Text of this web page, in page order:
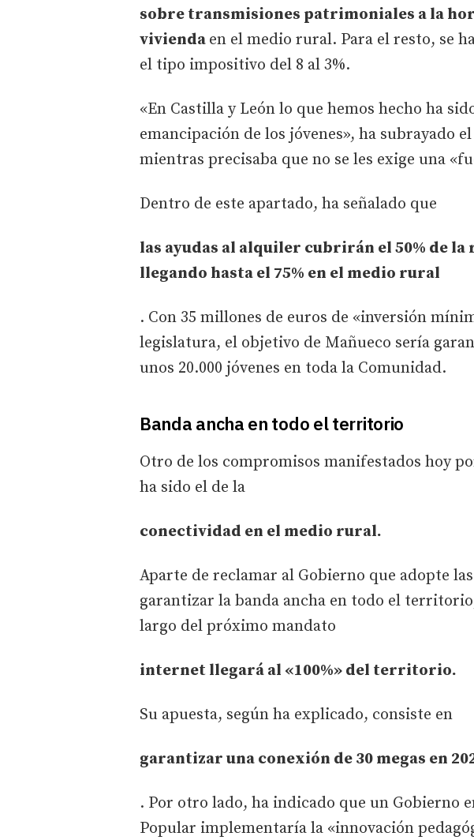
sobre transmisiones patrimoniales a la
vivienda en el medio rural. Para el resto, se
el tipo impositivo del 8 al 3%.
«En Castilla y León lo que hemos hecho ha
emancipación de los jóvenes», ha subrayado
mientras precisaba que no se les exige una
Dentro de este apartado, ha señalado que
las ayudas al alquiler cubrirán el 50% de la
llegando hasta el 75% en el medio rural
. Con 35 millones de euros de «inversión
legislatura, el objetivo de Mañueco sería
unos 20.000 jóvenes en toda la Comunidad.
Banda ancha en todo el territorio
Otro de los compromisos manifestados hoy
ha sido el de la
conectividad en el medio rural.
Aparte de reclamar al Gobierno que adopte
garantizar la banda ancha en todo el
largo del próximo mandato
internet llegará al «100%» del territorio.
Su apuesta, según ha explicado, consiste en
garantizar una conexión de 30 megas en
. Por otro lado, ha indicado que un Gobierno
Popular implementaría la «innovación